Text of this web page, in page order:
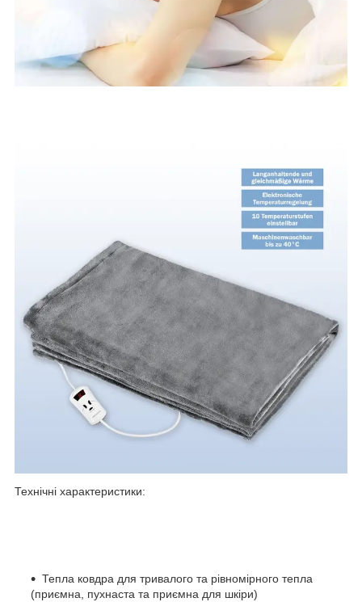
Технічні характеристики:
Тепла ковдра для тривалого та рівномірного тепла
(приємна, пухнаста та приємна для шкіри)